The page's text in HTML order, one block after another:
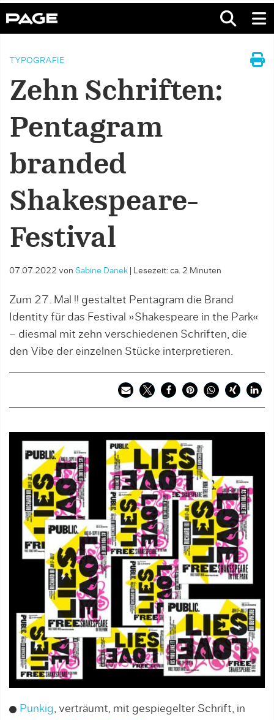
TYPOGRAFIE
Zehn Schriften:
Pentagram
branded
Shakespeare-
Festival
07.07.2022 von Sabine Danek Lesezeit: ca. 2 Minuten
Zum 27. Mal !! gestaltet Pentagram die Brand
Identity für das Festival »Shakespeare in the Park«
– diesmal mit zehn verschiedenen Schriften, die
den Vibe der einzelnen Stücke interpretieren.
Punkig, verträumt, mit gespiegelter Schrift, in